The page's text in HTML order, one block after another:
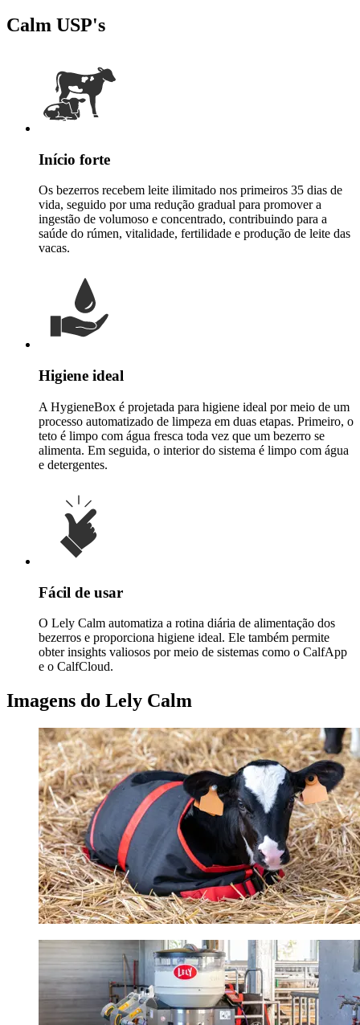
Calm USP's
Início forte
Os bezerros recebem leite ilimitado nos primeiros 35 dias de
vida, seguido por uma redução gradual para promover a
ingestão de volumoso e concentrado, contribuindo para a
saúde do rúmen, vitalidade, fertilidade e produção de leite das
vacas.
Higiene ideal
A HygieneBox é projetada para higiene ideal por meio de um
processo automatizado de limpeza em duas etapas. Primeiro, o
teto é limpo com água fresca toda vez que um bezerro se
alimenta. Em seguida, o interior do sistema é limpo com água
e detergentes.
Fácil de usar
O Lely Calm automatiza a rotina diária de alimentação dos
bezerros e proporciona higiene ideal. Ele também permite
obter insights valiosos por meio de sistemas como o CalfApp
e o CalfCloud.
Imagens do Lely Calm